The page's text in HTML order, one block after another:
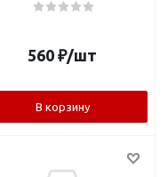
560 ₽/шт
В корзину